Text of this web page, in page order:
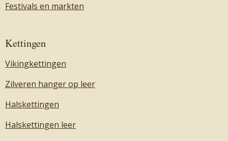
Festivals en markten
Kettingen
Vikingkettingen
Zilveren hanger op leer
Halskettingen
Halskettingen leer